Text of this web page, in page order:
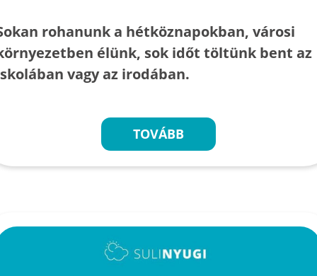
rohanunk a hétköznapokban, városi
élünk, sok időt töltünk bent az
vagy az irodában.
TOVÁBB